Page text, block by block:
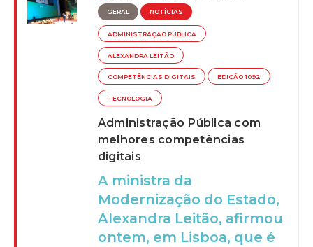
GERAL NOTÍCIAS
ADMINISTRAÇAO PÚBLICA
ALEXANDRA LEITÃO
COMPETÊNCIAS DIGITAIS EDIÇÃO 1092
TECNOLOGIA
Administração Pública com
melhores competências
digitais
A ministra da
Modernização do Estado,
Alexandra Leitão, afirmou
ontem, em Lisboa, que é